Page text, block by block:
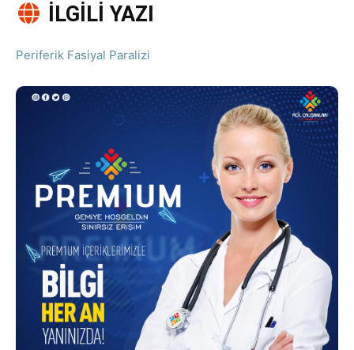
İLGİLİ YAZI
Periferik Fasiyal Paralizi